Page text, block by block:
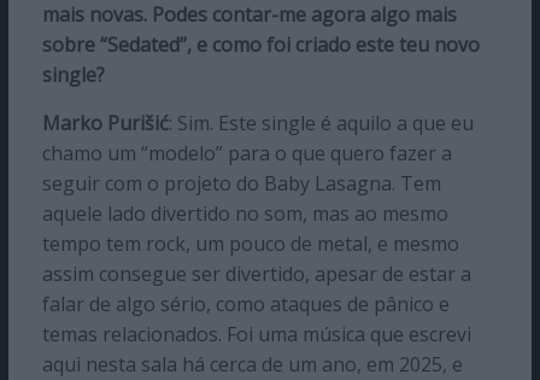
mais novas. Podes contar-me agora algo mais
sobre “Sedated”, e como foi criado este teu novo
single?
Marko Purišić: Sim. Este single é aquilo a que eu
chamo um “modelo” para o que quero fazer a
seguir com o projeto do Baby Lasagna. Tem
aquele lado divertido no som, mas ao mesmo
tempo tem rock, um pouco de metal, e mesmo
assim consegue ser divertido, apesar de estar a
falar de algo sério, como ataques de pânico e
temas relacionados. Foi uma música que escrevi
aqui nesta sala há cerca de um ano, em 2025, e